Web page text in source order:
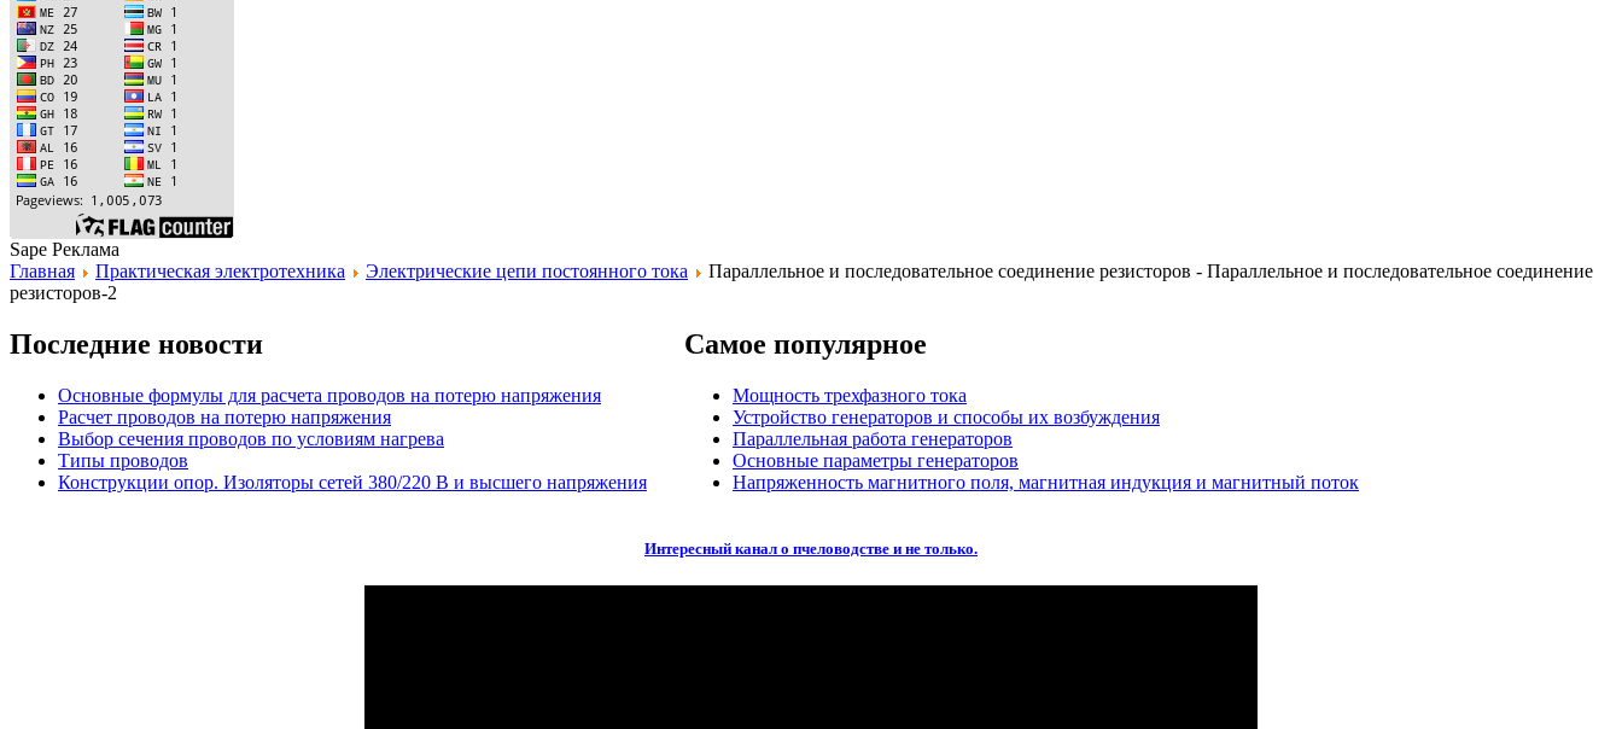
Sape Реклама
Главная
Практическая электротехника Электрические цепи постоянного тока
Параллельное и последовательное соединение резисторов - Параллельное и последовательное соединение
резисторов-2
Последние новости
Основные формулы для расчета проводов на потерю напряжения
Расчет проводов на потерю напряжения
Выбор сечения проводов по условиям нагрева
Типы проводов
Конструкции опор. Изоляторы сетей 380/220 В и высшего напряжения
Самое популярное
Мощность трехфазного тока
Устройство генераторов и способы их возбуждения
Параллельная работа генераторов
Основные параметры генераторов
Напряженность магнитного поля, магнитная индукция и магнитный поток
Интересный канал о пчеловодстве и не только.